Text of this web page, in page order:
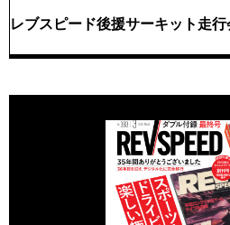
レブスピード後援サーキット走